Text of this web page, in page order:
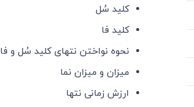
کلید سُل
کلید فا
نحوه نواختن نتهای کلید سُل و فا
میزان و میزان نما
ارزش زمانی نتها